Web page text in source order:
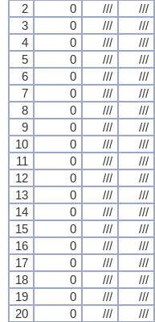
2
0 /// ///
3
0 /// ///
4
0 /// ///
5
0 /// ///
6
0 /// ///
7
0 /// ///
8
0 /// ///
9
0 /// ///
10
0 /// ///
11
0 /// ///
12
0 /// ///
13
0 /// ///
14
0 /// ///
15
0 /// ///
16
0 /// ///
17
0 /// ///
18
0 /// ///
19
0 /// ///
20
0 /// ///